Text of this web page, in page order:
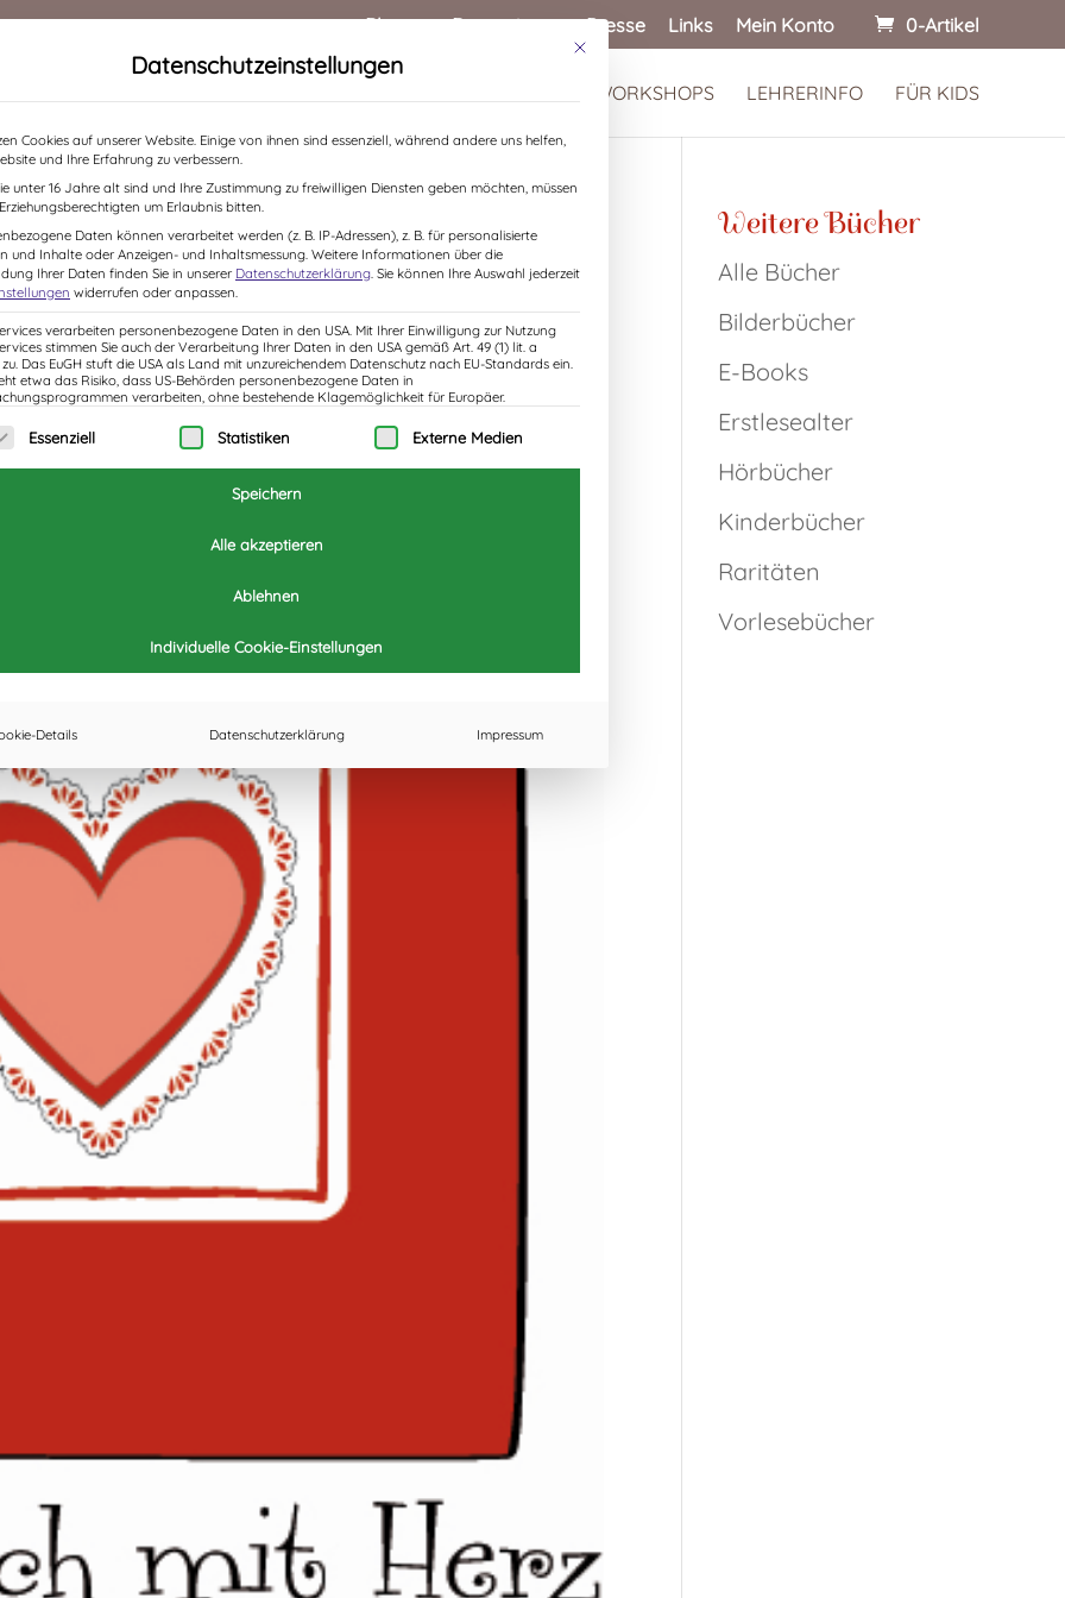
Blog Rezensionen Presse Links Mein Konto 0-Artikel
LESUNGEN / KINDERWORKSHOPS LEHRERINFO FÜR KIDS
Weitere Bücher
Alle Bücher
Bilderbücher
E-Books
Erstlesealter
Hörbücher
Kinderbücher
Raritäten
Vorlesebücher
Mit diesem Button wird der Dialog geschlossen. Seine Funktionalität ist identisch
Datenschutzeinstellungen
Cookies auf unserer Website. Einige von ihnen sind essenziell, während andere uns helfen,
und Ihre Erfahrung zu verbessern.
unter 16 Jahre alt sind und Ihre Zustimmung zu freiwilligen Diensten geben möchten, müssen
um Erlaubnis bitten.
Daten können verarbeitet werden (z. B. IP-Adressen), z. B. für personalisierte
und Inhalte oder Anzeigen- und Inhaltsmessung. Weitere Informationen über die
Ihrer Daten finden Sie in unserer Datenschutzerklärung. Sie können Ihre Auswahl jederzeit
widerrufen oder anpassen.
verarbeiten personenbezogene Daten in den USA. Mit Ihrer Einwilligung zur Nutzung
stimmen Sie auch der Verarbeitung Ihrer Daten in den USA gemäß Art. 49 (1) lit. a
zu. Das EuGH stuft die USA als Land mit unzureichendem Datenschutz nach EU-Standards ein.
etwa das Risiko, dass US-Behörden personenbezogene Daten in
verarbeiten, ohne bestehende Klagemöglichkeit für Europäer.
eine Liste der Service-Gruppen, für die eine Einwilligung erteilt werden kann. Die erste
Essenziell Statistiken Externe Medien
Speichern
Alle akzeptieren
Ablehnen
Individuelle Cookie-Einstellungen
Details Datenschutzerklärung Impressum